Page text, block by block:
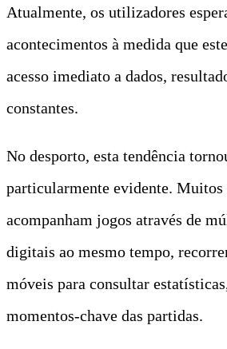
Atualmente, os utilizadores
acontecimentos à medida que
acesso imediato a dados,
constantes.
No desporto, esta tendência
particularmente evidente. Muitos
acompanham jogos através de
digitais ao mesmo tempo,
móveis para consultar
momentos-chave das partidas.